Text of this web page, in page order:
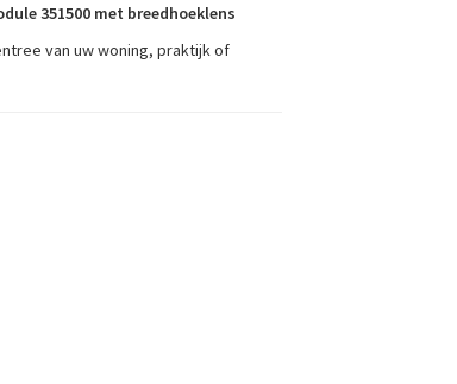
351500 met breedhoeklens
van uw woning, praktijk of